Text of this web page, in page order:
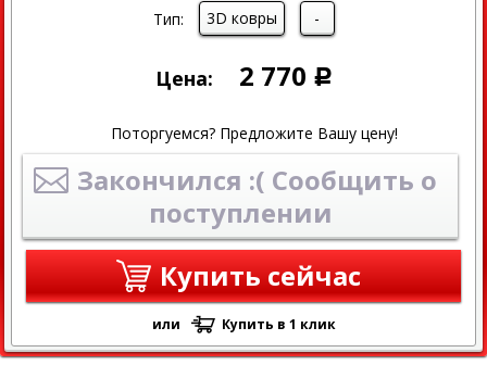
Тип: 3D ковры -
Цена: 2 770 Р
Поторгуемся? Предложите Вашу цену!
Закончился :( Сообщить о
поступлении
Купить сейчас
или Купить в 1 клик